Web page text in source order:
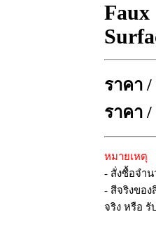
Faux
ราคา
ราคา
หมายเหตุ
- สั่งซื้อจำ
- สีจริงของ
จริง หรือ รั